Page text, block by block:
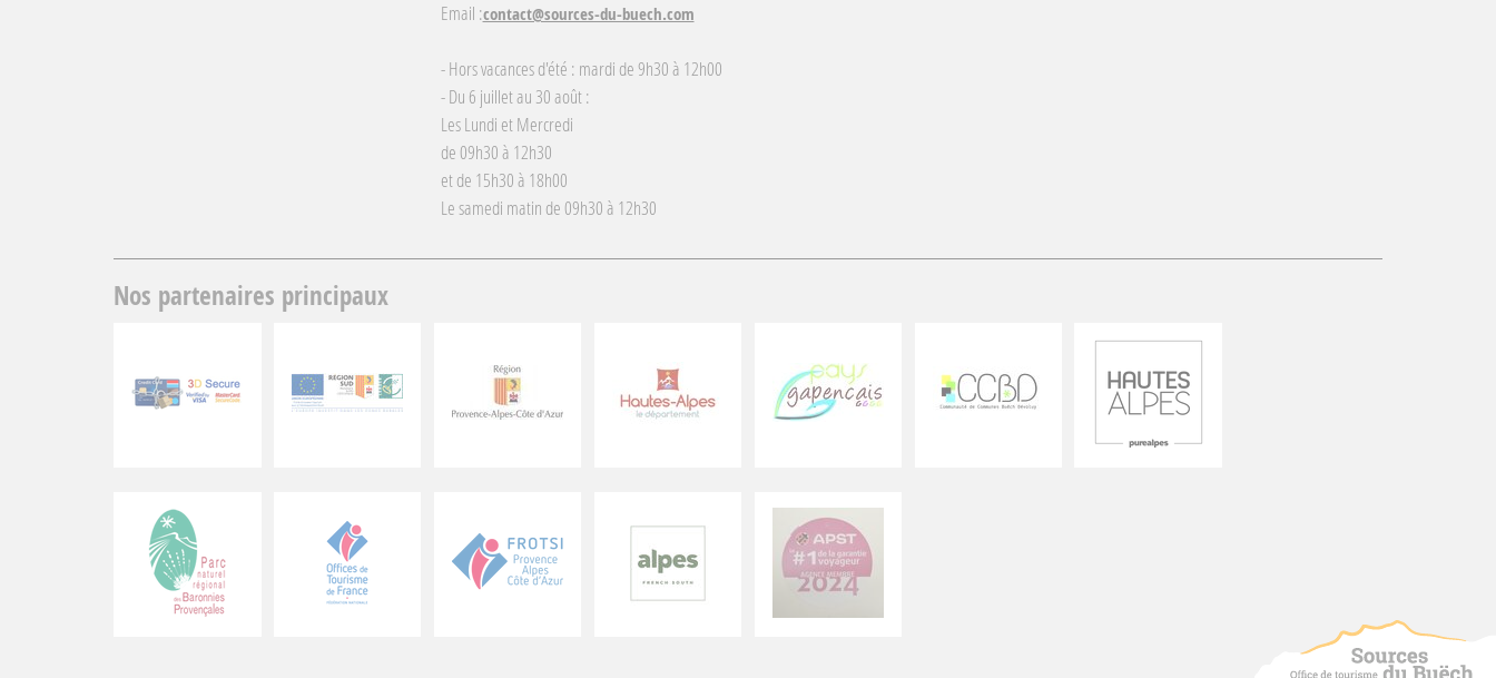
Email :contact@sources-du-buech.com
- Hors vacances d'été : mardi de 9h30 à 12h00
- Du 6 juillet au 30 août :
Les Lundi et Mercredi
de 09h30 à 12h30
et de 15h30 à 18h00
Le samedi matin de 09h30 à 12h30
Nos partenaires principaux